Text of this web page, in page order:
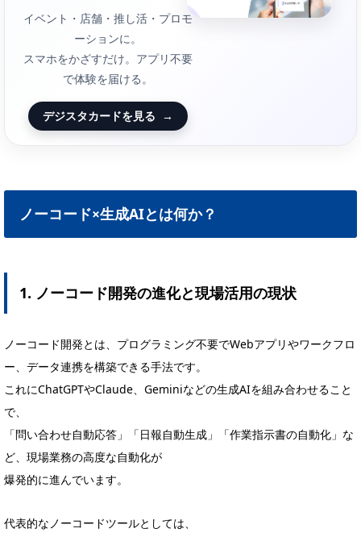
イベント・店舗・推し活・プロモ
ーションに。
スマホをかざすだけ。アプリ不要
で体験を届ける。
デジスタカードを見る →
ノーコード×生成AIとは何か？
1. ノーコード開発の進化と現場活用の現状
ノーコード開発とは、プログラミング不要でWebアプリやワークフロ
ー、データ連携を構築できる手法です。
これにChatGPTやClaude、Geminiなどの生成AIを組み合わせること
で、
「問い合わせ自動応答」「日報自動生成」「作業指示書の自動化」な
ど、現場業務の高度な自動化が
爆発的に進んでいます。
代表的なノーコードツールとしては、